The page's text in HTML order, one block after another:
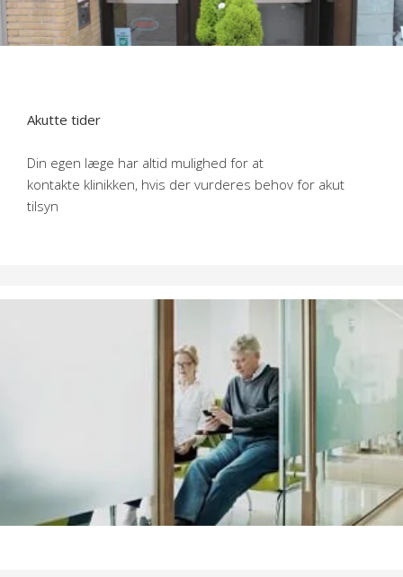
Fredag kl. 08:00-12:00
Akutte tider
Din egen læge har altid mulighed for at
kontakte klinikken, hvis der vurderes behov for akut
tilsyn
9-11. september 2026
21. december 2026 - 3. januar 2027